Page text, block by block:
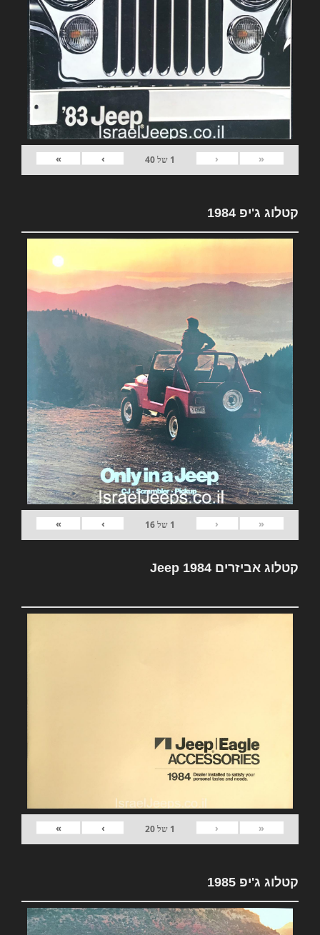
«
‹
1 של40
›
»
קטלוג ג'יפ 1984
«
‹
1 של16
›
»
קטלוג אביזרים Jeep 1984
«
‹
1 של20
›
»
קטלוג ג'יפ 1985